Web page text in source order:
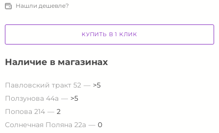
Нашли дешевле?
КУПИТЬ В 1 КЛИК
Наличие в магазинах
Павловский тракт 52
>5
Ползунова 44а
>5
Попова 214
2
Солнечная Поляна 22а
0